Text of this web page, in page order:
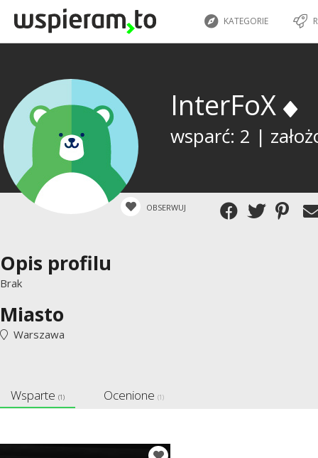
KATEGORIE
InterFoX
wsparć: 2 |
OBSERWUJ
Opis profilu
Brak
Miasto
Warszawa
Wsparte (1) Ocenione (1)